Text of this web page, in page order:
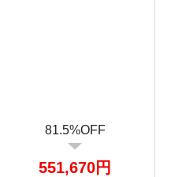
81.5%OFF
551,670円